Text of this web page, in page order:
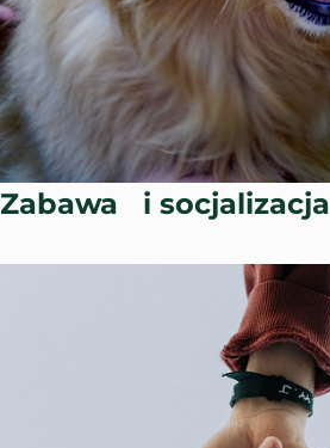
Zabawa i socjalizacja